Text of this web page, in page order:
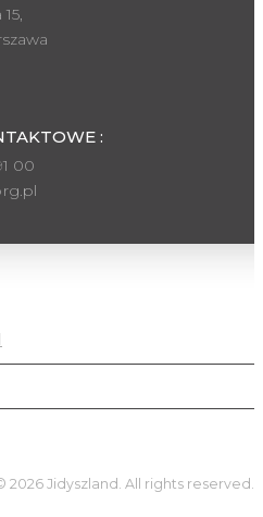
:
00
2026 Jidyszland. All rights reserved.